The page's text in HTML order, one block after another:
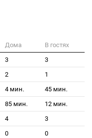
Дома
В гостях
3
3
2
1
4 мин.
45 мин.
85 мин.
12 мин.
4
3
0
0